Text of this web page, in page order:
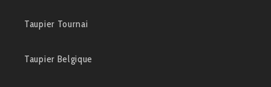
Taupier Tournai
Taupier Belgique